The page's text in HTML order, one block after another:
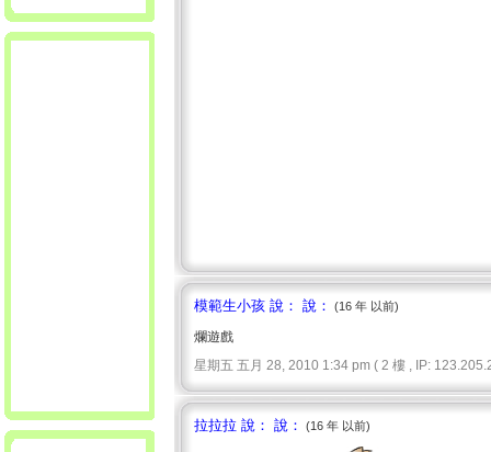
模範生小孩 說： 說： (16 年 以前)
爛遊戲
星期五 五月 28, 2010 1:34 pm ( 2 樓 , IP:
拉拉拉 說： 說： (16 年 以前)